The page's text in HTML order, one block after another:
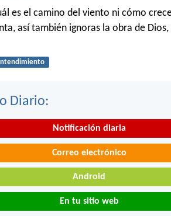
es el camino del viento ni cómo
así también ignoras la obra de
Diario:
Notificación diaria
Correo electrónico
Android
En tu sitio web